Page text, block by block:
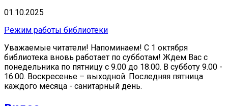
01.10.2025
Режим работы библиотеки
Уважаемые читатели! Напоминаем! С 1 октября
библиотека вновь работает по субботам! Ждем Вас с
понедельника по пятницу с 9.00 до 18.00. В субботу 9.00 -
16.00. Воскресенье – выходной. Последняя пятница
каждого месяца - санитарный день.